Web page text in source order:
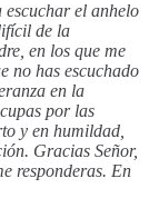
escuchar el anhelo
de la
en los que me
no has escuchado
en la
por las
y en humildad,
Gracias Señor,
responderas. En